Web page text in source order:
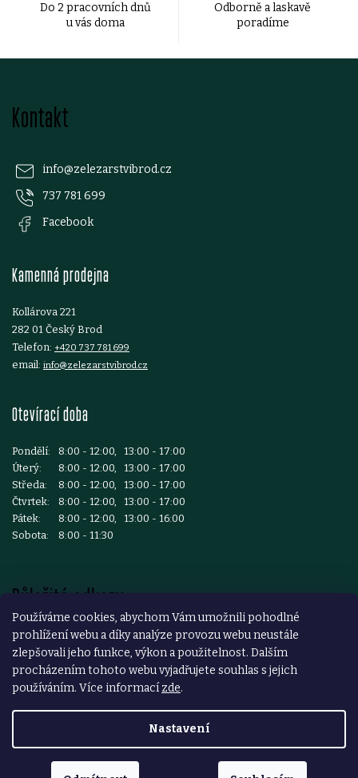
Používáme cookies, abychom Vám umožnili pohodlné
prohlížení webu a díky analýze provozu webu neustále
zlepšovali jeho funkce, výkon a použitelnost. Dalším
procházením tohoto webu vyjadřujete souhlas s jejich
používáním. Více informací zde.
Nastavení
r
Do 2 pracovních dnů
u vás doma
Odborně a laskavě
poradíme
Kontakt
info@zelezarstvibrod.cz
737 781 699
Facebook
Kamenná prodejna
Kollárova 221
282 01 Český Brod
Telefon: +420 737 781 699
email: info@zelezarstvibrod.cz
Otevírací doba
Pondělí:
8:00 - 12:00, 13:00 - 17:00
Úterý:
8:00 - 12:00, 13:00 - 17:00
Středa:
8:00 - 12:00, 13:00 - 17:00
Čtvrtek:
8:00 - 12:00, 13:00 - 17:00
Pátek:
8:00 - 12:00, 13:00 - 16:00
Sobota:
8:00 - 11:30
Důležité odkazy
Reklamace a vrácení zboží
Obchodní podmínky
Podmínky ochrany osobních údajů